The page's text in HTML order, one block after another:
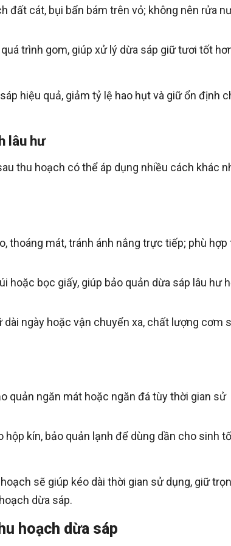
đất cát, bụi bẩn bám trên vỏ; không nên rửa
trình gom, giúp xử lý dừa sáp giữ tươi tốt
hiệu quả, giảm tỷ lệ hao hụt và giữ ổn định
lâu hư
thu hoạch có thể áp dụng nhiều cách khác
thoáng mát, tránh ánh nắng trực tiếp; phù hợp
hoặc bọc giấy, giúp bảo quản dừa sáp lâu hư
ngày hoặc vận chuyển xa, chất lượng cơm
quản ngăn mát hoặc ngăn đá tùy thời gian sử
kín, bảo quản lạnh để dùng dần cho sinh tố
sẽ giúp kéo dài thời gian sử dụng, giữ trọn
dừa sáp.
hoạch dừa sáp